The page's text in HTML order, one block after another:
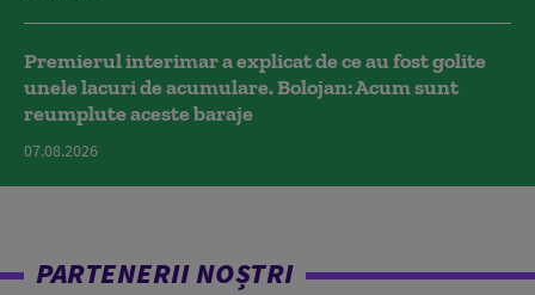
Premierul interimar a explicat de ce au fost golite
unele lacuri de acumulare. Bolojan: Acum sunt
reumplute aceste baraje
07.08.2026
PARTENERII NOȘTRI